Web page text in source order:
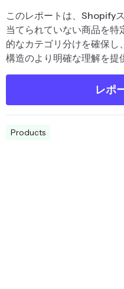
このレポートは、Shopify
当てられていない商品を
的なカテゴリ分けを確保
構造のより明確な理解を提
レポ
Products